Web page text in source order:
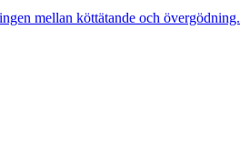
mellan köttätande och övergödning.